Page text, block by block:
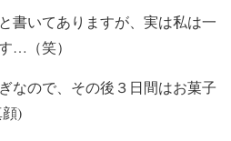
書いてありますが、実は私は一
…（笑）
なので、その後３日間はお菓子
)